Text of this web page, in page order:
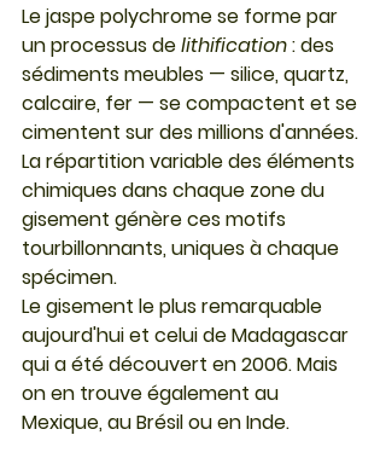
Le jaspe polychrome se forme par
un processus de lithification : des
sédiments meubles — silice, quartz,
calcaire, fer — se compactent et se
cimentent sur des millions d'années.
La répartition variable des éléments
chimiques dans chaque zone du
gisement génère ces motifs
tourbillonnants, uniques à chaque
spécimen.
Le gisement le plus remarquable
aujourd'hui et celui de Madagascar
qui a été découvert en 2006. Mais
on en trouve également au
Mexique, au Brésil ou en Inde.